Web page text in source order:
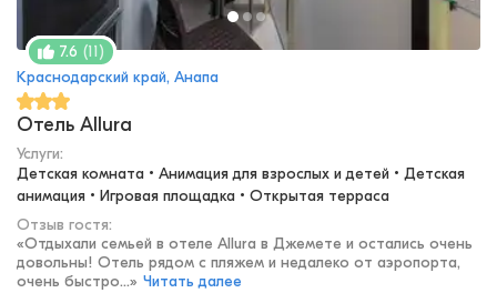
7.6 (11)
Краснодарский край, Анапа
Отель Allura
Услуги:
Детская комната • Анимация для взрослых и детей • Детская
анимация • Игровая площадка • Открытая терраса
Отзыв гостя:
«Отдыхали семьей в отеле Allura в Джемете и остались очень
довольны! Отель рядом с пляжем и недалеко от аэропорта,
очень быстро...» Читать далее